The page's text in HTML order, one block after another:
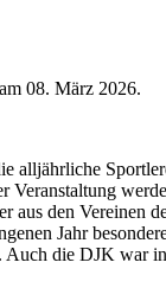
08. März 2026.
alljährliche
Veranstaltung
aus den Vereinen
Jahr
Auch die DJK war